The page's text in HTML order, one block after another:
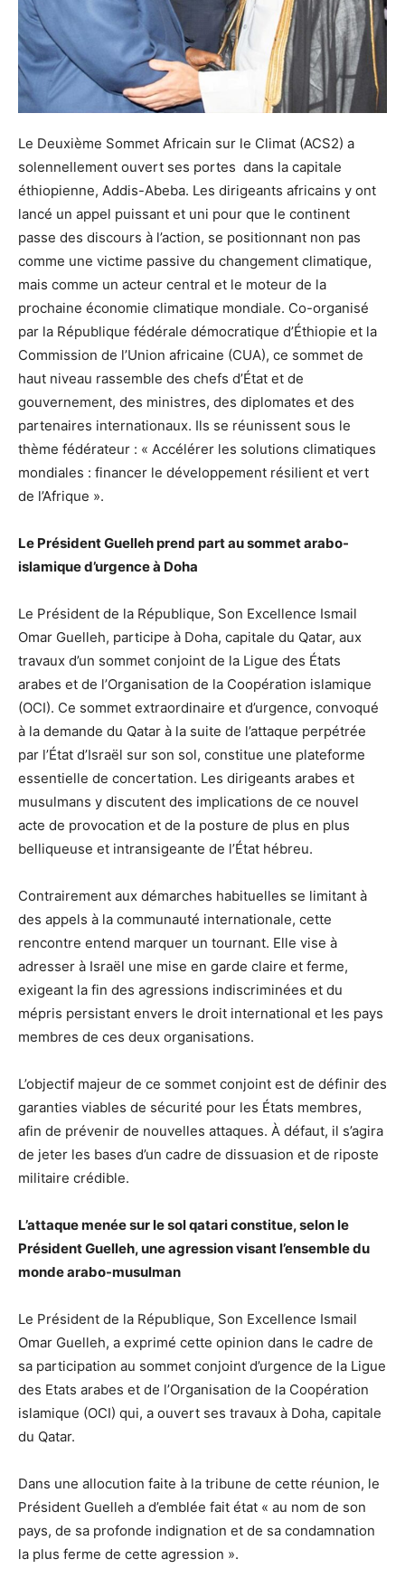
Le Deuxième Sommet Africain sur le Climat (ACS2) a
solennellement ouvert ses portes dans la capitale
éthiopienne, Addis-Abeba. Les dirigeants africains y ont
lancé un appel puissant et uni pour que le continent
passe des discours à l’action, se positionnant non pas
comme une victime passive du changement climatique,
mais comme un acteur central et le moteur de la
prochaine économie climatique mondiale. Co-organisé
par la République fédérale démocratique d’Éthiopie et la
Commission de l’Union africaine (CUA), ce sommet de
haut niveau rassemble des chefs d’État et de
gouvernement, des ministres, des diplomates et des
partenaires internationaux. Ils se réunissent sous le
thème fédérateur : « Accélérer les solutions climatiques
mondiales : financer le développement résilient et vert
de l’Afrique ».
Le Président Guelleh prend part au sommet arabo-
islamique d’urgence à Doha
Le Président de la République, Son Excellence Ismail
Omar Guelleh, participe à Doha, capitale du Qatar, aux
travaux d’un sommet conjoint de la Ligue des États
arabes et de l’Organisation de la Coopération islamique
(OCI). Ce sommet extraordinaire et d’urgence, convoqué
à la demande du Qatar à la suite de l’attaque perpétrée
par l’État d’Israël sur son sol, constitue une plateforme
essentielle de concertation. Les dirigeants arabes et
musulmans y discutent des implications de ce nouvel
acte de provocation et de la posture de plus en plus
belliqueuse et intransigeante de l’État hébreu.
Contrairement aux démarches habituelles se limitant à
des appels à la communauté internationale, cette
rencontre entend marquer un tournant. Elle vise à
adresser à Israël une mise en garde claire et ferme,
exigeant la fin des agressions indiscriminées et du
mépris persistant envers le droit international et les pays
membres de ces deux organisations.
L’objectif majeur de ce sommet conjoint est de définir des
garanties viables de sécurité pour les États membres,
afin de prévenir de nouvelles attaques. À défaut, il s’agira
de jeter les bases d’un cadre de dissuasion et de riposte
militaire crédible.
L’attaque menée sur le sol qatari constitue, selon le
Président Guelleh, une agression visant l’ensemble du
monde arabo-musulman
Le Président de la République, Son Excellence Ismail
Omar Guelleh, a exprimé cette opinion dans le cadre de
sa participation au sommet conjoint d’urgence de la Ligue
des Etats arabes et de l’Organisation de la Coopération
islamique (OCI) qui, a ouvert ses travaux à Doha, capitale
du Qatar.
Dans une allocution faite à la tribune de cette réunion, le
Président Guelleh a d’emblée fait état « au nom de son
pays, de sa profonde indignation et de sa condamnation
la plus ferme de cette agression ».